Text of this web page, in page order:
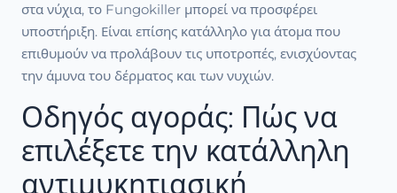
στα νύχια, το Fungokiller μπορεί να προσφέρει
υποστήριξη. Είναι επίσης κατάλληλο για άτομα που
επιθυμούν να προλάβουν τις υποτροπές, ενισχύοντας
την άμυνα του δέρματος και των νυχιών.
Οδηγός αγοράς: Πώς να
επιλέξετε την κατάλληλη
αντιμυκητιασική